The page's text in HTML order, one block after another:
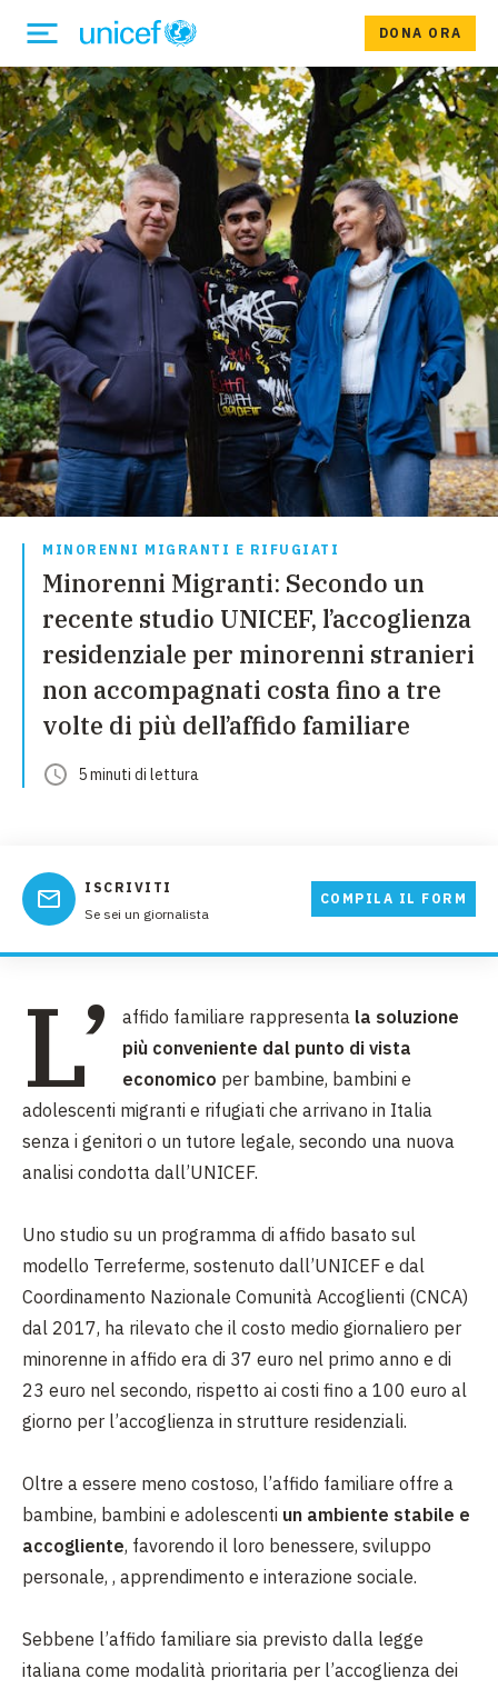
DONA ORA
MINORENNI MIGRANTI E RIFUGIATI
Minorenni Migranti: Secondo un
recente studio UNICEF, l’accoglienza
residenziale per minorenni stranieri
non accompagnati costa fino a tre
volte di più dell’affido familiare
5minuti di lettura
ISCRIVITI
Se sei un giornalista
COMPILA IL FORM
L’ affido familiare rappresenta la soluzione
più conveniente dal punto di vista
economico per bambine, bambini e
adolescenti migranti e rifugiati che arrivano in Italia
senza i genitori o un tutore legale, secondo una nuova
analisi condotta dall’UNICEF.
Uno studio su un programma di affido basato sul
modello Terreferme, sostenuto dall’UNICEF e dal
Coordinamento Nazionale Comunità Accoglienti (CNCA)
dal 2017, ha rilevato che il costo medio giornaliero per
minorenne in affido era di 37 euro nel primo anno e di
23 euro nel secondo, rispetto ai costi fino a 100 euro al
giorno per l’accoglienza in strutture residenziali.
Oltre a essere meno costoso, l’affido familiare offre a
bambine, bambini e adolescenti un ambiente stabile e
accogliente, favorendo il loro benessere, sviluppo
personale, , apprendimento e interazione sociale.
Sebbene l’affido familiare sia previsto dalla legge
italiana come modalità prioritaria per l’accoglienza dei